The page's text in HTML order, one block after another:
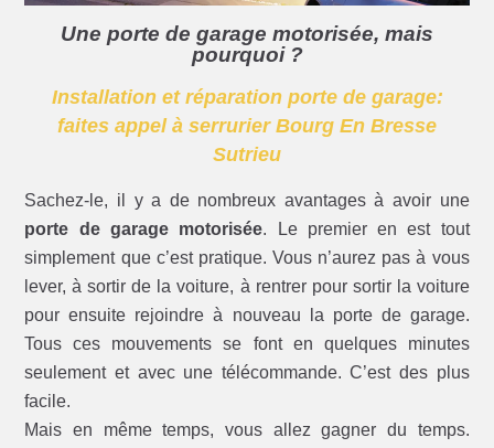
Une porte de garage motorisée, mais
pourquoi ?
Installation et réparation porte de garage:
faites appel à serrurier Bourg En Bresse
Sutrieu
Sachez-le, il y a de nombreux avantages à avoir une
porte de garage motorisée. Le premier en est tout
simplement que c’est pratique. Vous n’aurez pas à vous
lever, à sortir de la voiture, à rentrer pour sortir la voiture
pour ensuite rejoindre à nouveau la porte de garage.
Tous ces mouvements se font en quelques minutes
seulement et avec une télécommande. C’est des plus
facile.
Mais en même temps, vous allez gagner du temps.